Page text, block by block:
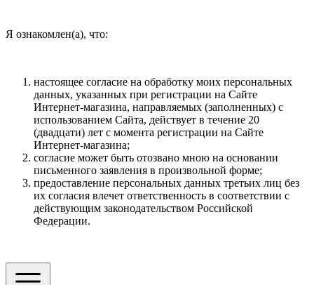
Я ознакомлен(а), что:
настоящее согласие на обработку моих персональных
данных, указанных при регистрации на Сайте
Интернет-магазина, направляемых (заполненных) с
использованием Cайта, действует в течение 20
(двадцати) лет с момента регистрации на Cайте
Интернет-магазина;
согласие может быть отозвано мною на основании
письменного заявления в произвольной форме;
предоставление персональных данных третьих лиц без
их согласия влечет ответственность в соответствии с
действующим законодательством Российской
Федерации.